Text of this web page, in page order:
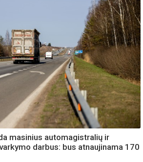
masinius automagistralių ir
darbus: bus atnaujinama 170